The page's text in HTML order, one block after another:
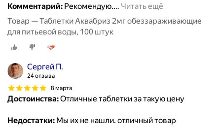
Комментарий: Рекомендую.… Читать ещё
Товар — Таблетки Аквабриз 2мг обеззараживающие
для питьевой воды, 100 штук
Сергей П.
24 отзыва
8 марта
Достоинства:Отличные таблетки за такую цену
Недостатки: Мы их не нашли. отличный товар